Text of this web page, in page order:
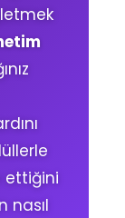
ettiğini
nasıl